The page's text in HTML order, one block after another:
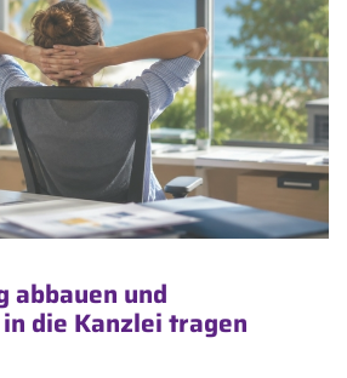
abbauen und
die Kanzlei tragen